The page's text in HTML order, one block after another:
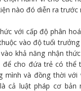
nào đó diễn ra trước
với cấp độ phân
vào độ tuổi
khả năng nhận
để cho đứa trẻ có thể
mình và đồng thời với
cả luật pháp cơ bản